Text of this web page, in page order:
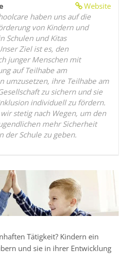
Website
haben uns auf die
von Kindern und
Schulen und Kitas
Ziel ist es, den
junger Menschen mit
auf Teilhabe am
umzusetzen, ihre Teilhabe am
zu sichern und sie
individuell zu fördern.
stetig nach Wegen, um den
mehr Sicherheit
der Schule zu geben.
Tätigkeit? Kindern ein
und sie in ihrer Entwicklung